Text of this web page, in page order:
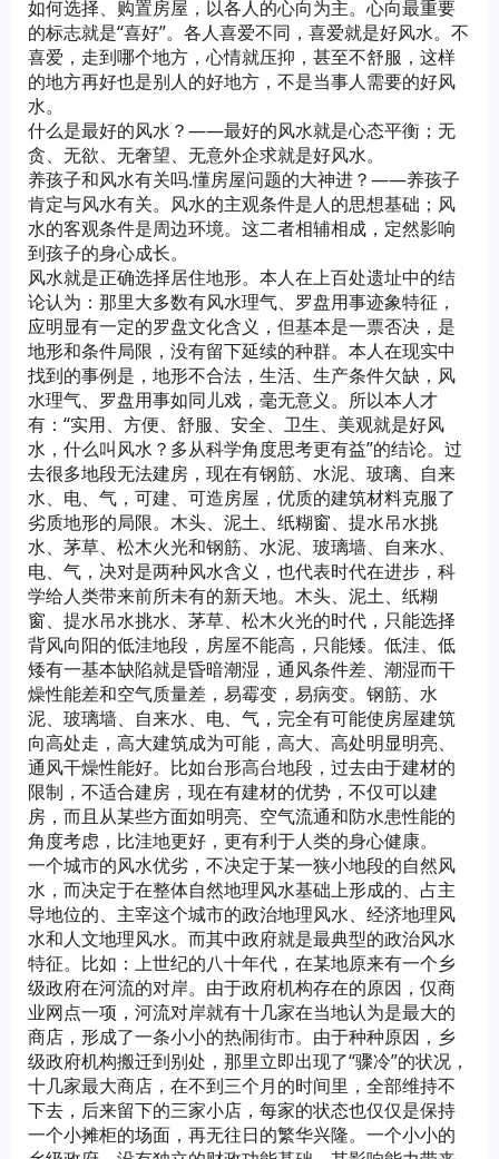
如何选择、购置房屋，以各人的心向为主。心向最重要
的标志就是“喜好”。各人喜爱不同，喜爱就是好风水。不
喜爱，走到哪个地方，心情就压抑，甚至不舒服，这样
的地方再好也是别人的好地方，不是当事人需要的好风
水。
什么是最好的风水？——最好的风水就是心态平衡；无
贪、无欲、无奢望、无意外企求就是好风水。
养孩子和风水有关吗.懂房屋问题的大神进？——养孩子
肯定与风水有关。风水的主观条件是人的思想基础；风
水的客观条件是周边环境。这二者相辅相成，定然影响
到孩子的身心成长。
风水就是正确选择居住地形。本人在上百处遗址中的结
论认为：那里大多数有风水理气、罗盘用事迹象特征，
应明显有一定的罗盘文化含义，但基本是一票否决，是
地形和条件局限，没有留下延续的种群。本人在现实中
找到的事例是，地形不合法，生活、生产条件欠缺，风
水理气、罗盘用事如同儿戏，毫无意义。所以本人才
有：“实用、方便、舒服、安全、卫生、美观就是好风
水，什么叫风水？多从科学角度思考更有益”的结论。过
去很多地段无法建房，现在有钢筋、水泥、玻璃、自来
水、电、气，可建、可造房屋，优质的建筑材料克服了
劣质地形的局限。木头、泥土、纸糊窗、提水吊水挑
水、茅草、松木火光和钢筋、水泥、玻璃墙、自来水、
电、气，决对是两种风水含义，也代表时代在进步，科
学给人类带来前所未有的新天地。木头、泥土、纸糊
窗、提水吊水挑水、茅草、松木火光的时代，只能选择
背风向阳的低洼地段，房屋不能高，只能矮。低洼、低
矮有一基本缺陷就是昏暗潮湿，通风条件差、潮湿而干
燥性能差和空气质量差，易霉变，易病变。钢筋、水
泥、玻璃墙、自来水、电、气，完全有可能使房屋建筑
向高处走，高大建筑成为可能，高大、高处明显明亮、
通风干燥性能好。比如台形高台地段，过去由于建材的
限制，不适合建房，现在有建材的优势，不仅可以建
房，而且从某些方面如明亮、空气流通和防水患性能的
角度考虑，比洼地更好，更有利于人类的身心健康。
一个城市的风水优劣，不决定于某一狭小地段的自然风
水，而决定于在整体自然地理风水基础上形成的、占主
导地位的、主宰这个城市的政治地理风水、经济地理风
水和人文地理风水。而其中政府就是最典型的政治风水
特征。比如：上世纪的八十年代，在某地原来有一个乡
级政府在河流的对岸。由于政府机构存在的原因，仅商
业网点一项，河流对岸就有十几家在当地认为是最大的
商店，形成了一条小小的热闹街市。由于种种原因，乡
级政府机构搬迁到别处，那里立即出现了“骤冷”的状况，
十几家最大商店，在不到三个月的时间里，全部维持不
下去，后来留下的三家小店，每家的状态也仅仅是保持
一个小摊柜的场面，再无往日的繁华兴隆。一个小小的